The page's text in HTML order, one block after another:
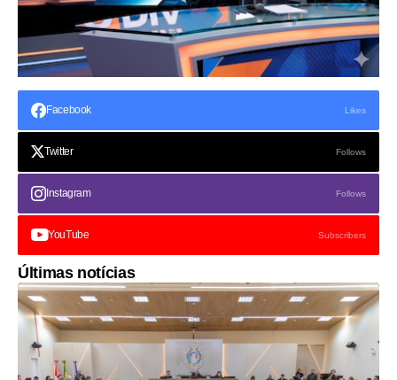
Facebook Likes
Twitter Follows
Instagram Follows
YouTube Subscribers
Últimas notícias